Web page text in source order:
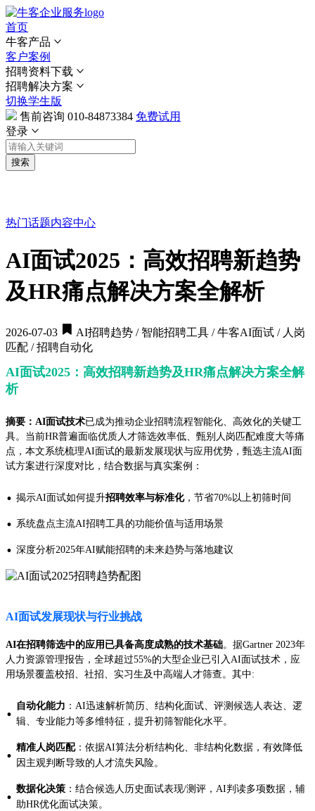
首页
牛客产品
客户案例
招聘资料下载
招聘解决方案
切换学生版
售前咨询 010-84873384 免费试用
登录
搜索
热门话题内容中心
AI面试2025：高效招聘新趋势
及HR痛点解决方案全解析
2026-07-03
AI招聘趋势 / 智能招聘工具 / 牛客AI面试 / 人岗
匹配 / 招聘自动化
AI面试2025：高效招聘新趋势及HR痛点解决方案全解
析
摘要：AI面试技术已成为推动企业招聘流程智能化、高效化的关键工
具。当前HR普遍面临优质人才筛选效率低、甄别人岗匹配难度大等痛
点，本文系统梳理AI面试的最新发展现状与应用优势，甄选主流AI面
试方案进行深度对比，结合数据与真实案例：
· 揭示AI面试如何提升招聘效率与标准化，节省70%以上初筛时间
· 系统盘点主流AI招聘工具的功能价值与适用场景
· 深度分析2025年AI赋能招聘的未来趋势与落地建议
AI面试发展现状与行业挑战
AI在招聘筛选中的应用已具备高度成熟的技术基础。据Gartner 2023年
人力资源管理报告，全球超过55%的大型企业已引入AI面试技术，应
用场景覆盖校招、社招、实习生及中高端人才筛查。其中:
· 自动化能力 ：AI迅速解析简历、结构化面试、评测候选人表达、逻
辑、专业能力等多维特征，提升初筛智能化水平。
· 精准人岗匹配：依据AI算法分析结构化、非结构化数据，有效降低
因主观判断导致的人才流失风险。
· 数据化决策 ：结合候选人历史面试表现/测评，AI判读多项数据，辅
助HR优化面试决策。